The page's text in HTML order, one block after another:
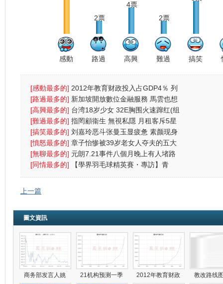
感動
2票
路過
4票
高興
2票
難過 搞笑
[感動最多的] 2012年教育财政投入占GDP4％ 列
财政支出首位
[路過最多的] 新加坡開放數位金融服務 馬雲也想
搶杯羹
[高興最多的] 台湾18岁少女 32E胸围火速蹿红(组
图)
[難過最多的] 指罔顧衞生 無視私隱 月租客斥5星
酒店4宗罪
[搞笑最多的] 刘嘉玲恶斗张曼玉显疲惫 素颜现身
太阳镜遮
[憤怒最多的] 章子怡惨被39岁老女人夺夫的五大
原因
[無聊最多的] 元朗7.21事件八個月晚上有人堵路
警方放催
[同情最多的]
【學界羽毛球精英賽・專訪】青
中：放下成敗
上一篇
圖文資訊
商务部发言人姚 21机构预测一季 2012年教育财政 教改路线